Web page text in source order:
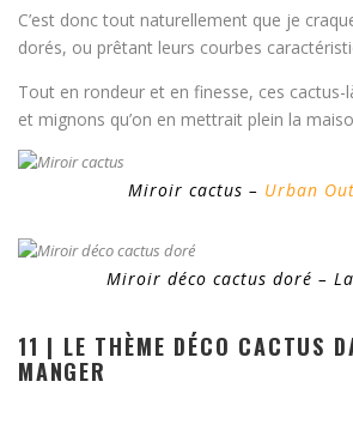
C’est donc tout naturellement que je
dorés, ou prêtant leurs courbes
Tout en rondeur et en finesse, ces cactus-
et mignons qu’on en mettrait plein la
Miroir cactus – Urban
Miroir déco cactus doré –
11 | LE THÈME DÉCO CACTUS
MANGER